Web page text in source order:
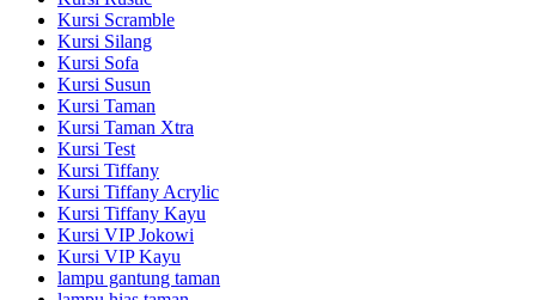
Kursi Scramble
Kursi Silang
Kursi Sofa
Kursi Susun
Kursi Taman
Kursi Taman Xtra
Kursi Test
Kursi Tiffany
Kursi Tiffany Acrylic
Kursi Tiffany Kayu
Kursi VIP Jokowi
Kursi VIP Kayu
lampu gantung taman